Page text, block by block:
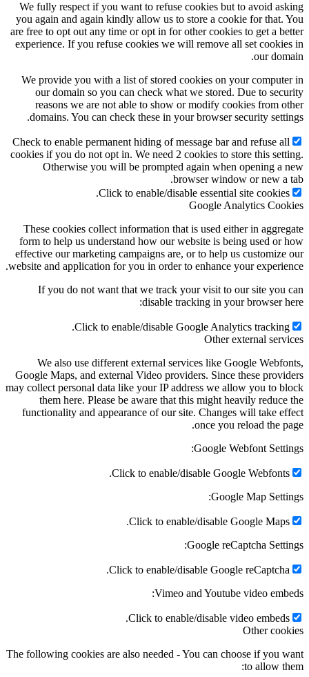
We fully respect if you want to refuse cookies but to avoid asking
you again and again kindly allow us to store a cookie for that. You
are free to opt out any time or opt in for other cookies to get a better
experience. If you refuse cookies we will remove all set cookies in
our domain.
We provide you with a list of stored cookies on your computer in
our domain so you can check what we stored. Due to security
reasons we are not able to show or modify cookies from other
domains. You can check these in your browser security settings.
Check to enable permanent hiding of message bar and refuse all
cookies if you do not opt in. We need 2 cookies to store this setting.
Otherwise you will be prompted again when opening a new
browser window or new a tab.
Click to enable/disable essential site cookies.
Google Analytics Cookies
These cookies collect information that is used either in aggregate
form to help us understand how our website is being used or how
effective our marketing campaigns are, or to help us customize our
website and application for you in order to enhance your experience.
If you do not want that we track your visit to our site you can
disable tracking in your browser here:
Click to enable/disable Google Analytics tracking.
Other external services
We also use different external services like Google Webfonts,
Google Maps, and external Video providers. Since these providers
may collect personal data like your IP address we allow you to block
them here. Please be aware that this might heavily reduce the
functionality and appearance of our site. Changes will take effect
once you reload the page.
Google Webfont Settings:
Click to enable/disable Google Webfonts.
Google Map Settings:
Click to enable/disable Google Maps.
Google reCaptcha Settings:
Click to enable/disable Google reCaptcha.
Vimeo and Youtube video embeds:
Click to enable/disable video embeds.
Other cookies
The following cookies are also needed - You can choose if you want
to allow them: